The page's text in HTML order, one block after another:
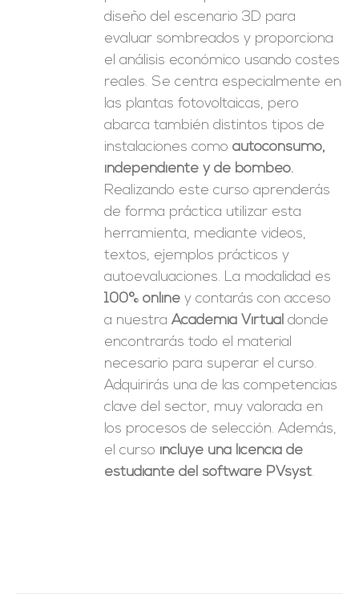
diseño del escenario 3D para
evaluar sombreados y proporciona
el análisis económico usando costes
reales. Se centra especialmente en
las plantas fotovoltaicas, pero
abarca también distintos tipos de
instalaciones comoautoconsumo,
independiente y de bombeo.
Realizando este curso aprenderás
de forma práctica utilizar esta
herramienta, mediante videos,
textos, ejemplos prácticos y
autoevaluaciones. La modalidad es
100% online y contarás con acceso
a nuestraAcademia Virtual donde
encontrarás todo el material
necesario para superar el curso.
Adquirirás una de las competencias
clave del sector, muy valorada en
los procesos de selección. Además,
el curso incluye una licencia de
estudiante del software PVsyst.